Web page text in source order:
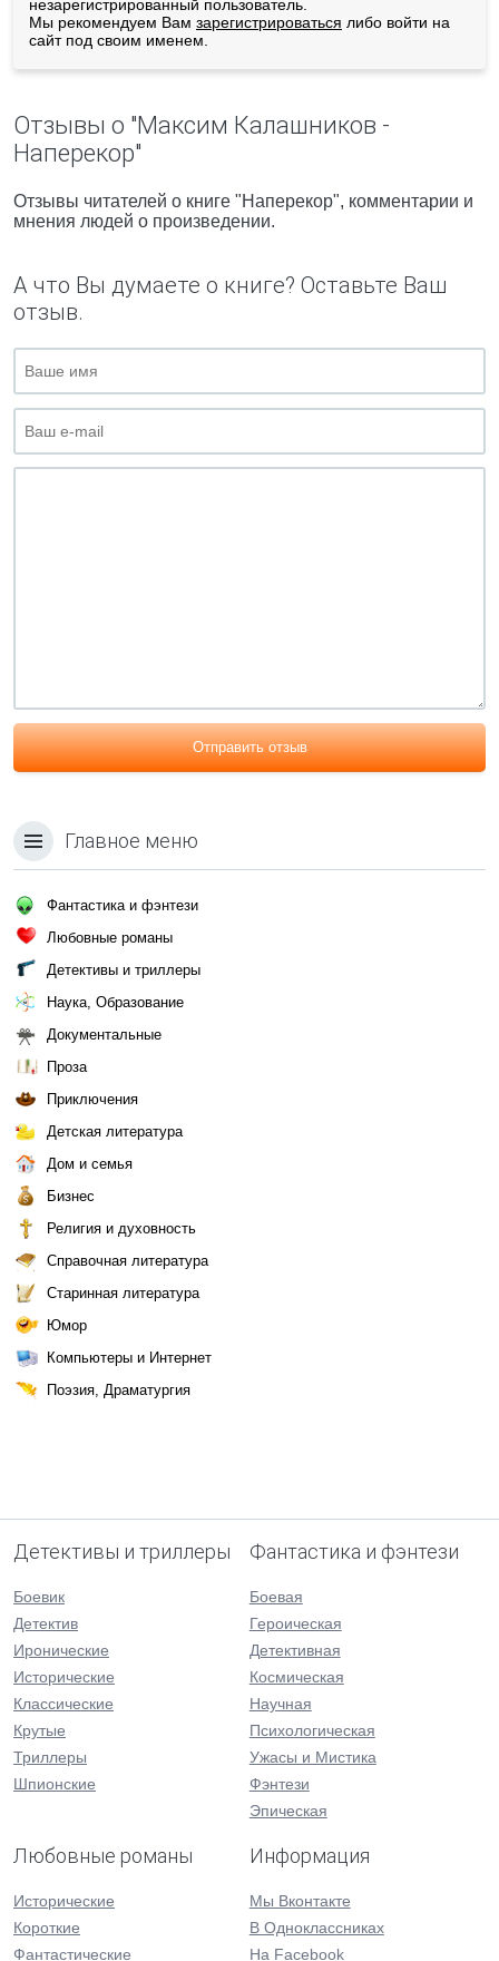
незарегистрированный пользователь.
Мы рекомендуем Вам зарегистрироваться либо войти на
сайт под своим именем.
Отзывы о "Максим Калашников -
Наперекор"
Отзывы читателей о книге "Наперекор", комментарии и
мнения людей о произведении.
А что Вы думаете о книге? Оставьте Ваш
отзыв.
Отправить отзыв
Главное меню
Фантастика и фэнтези
Любовные романы
Детективы и триллеры
Наука, Образование
Документальные
Проза
Приключения
Детская литература
Дом и семья
Бизнес
Религия и духовность
Справочная литература
Старинная литература
Юмор
Компьютеры и Интернет
Поэзия, Драматургия
Детективы и триллеры
Боевик
Детектив
Иронические
Исторические
Классические
Крутые
Триллеры
Шпионские
Фантастика и фэнтези
Боевая
Героическая
Детективная
Космическая
Научная
Психологическая
Ужасы и Мистика
Фэнтези
Эпическая
Любовные романы
Исторические
Короткие
Фантастические
Информация
Мы Вконтакте
В Одноклассниках
На Facebook